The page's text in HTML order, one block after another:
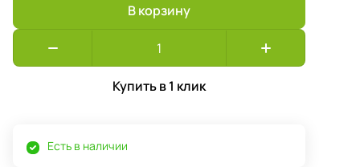
В корзину
Купить в 1 клик
Есть в наличии